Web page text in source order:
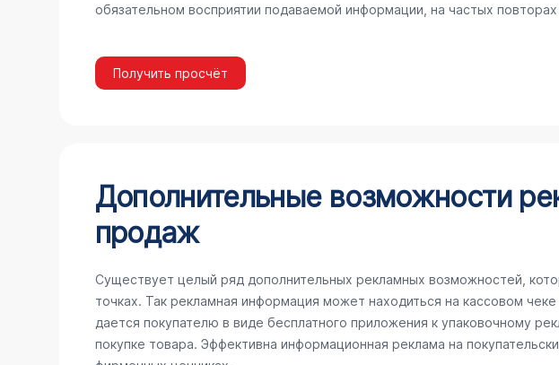
обязательном восприятии подаваемой информации, на частых
Получить просчёт
Дополнительные возможности
продаж
Существует целый ряд дополнительных рекламных возможностей,
точках. Так рекламная информация может находиться на кассовом
дается покупателю в виде бесплатного приложения к упаковочному
покупке товара. Эффективна информационная реклама на